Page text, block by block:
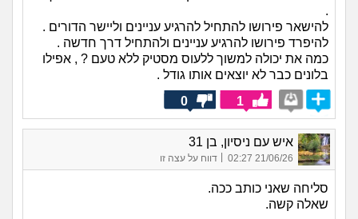
.
להישאר פירושו להתחיל להרגיע עניינים וליישר הדורים .
להיפרד פירושו להרגיע עניינים ולהתחיל דרך חדשה .
כמה את יכולה למשוך ללעוס מסטיק ללא טעם ? , אפילו
בלונים כבר לא יוצאים אותו גודל .
1
0
איש עם ניסיון, בן 31
21/06/26 02:27
| דווח על עצה זו
סליחה שאני כותב ככה.
שאלה קשה.